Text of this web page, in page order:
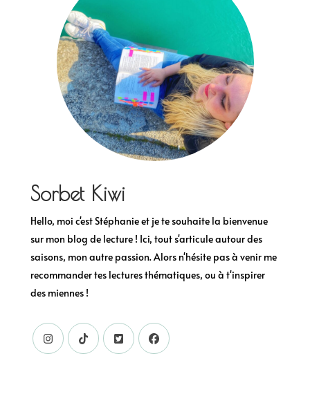
Sorbet Kiwi
Hello, moi c'est Stéphanie et je te souhaite la bienvenue
sur mon blog de lecture ! Ici, tout s'articule autour des
saisons, mon autre passion. Alors n'hésite pas à venir me
recommander tes lectures thématiques, ou à t'inspirer
des miennes !